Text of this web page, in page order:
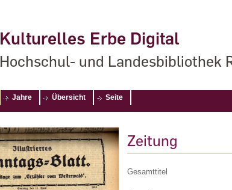
Kulturelles Erbe Digital
Hochschul- und Landesbibliothek
Jahre Übersicht Seite
Zeitung
Gesamttitel